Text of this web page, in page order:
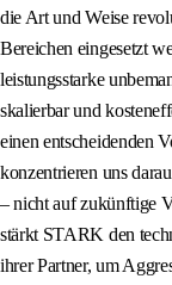
die Art und Weise
Bereichen eingesetzt
leistungsstarke
skalierbar und
einen entscheidenden
konzentrieren uns
– nicht auf zukünftige
stärkt STARK den
ihrer Partner, um